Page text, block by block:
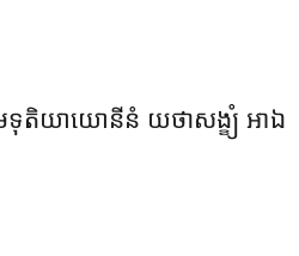
មទុតិយាយោនីនំ យថាសង្ខ្យំ អាឯ